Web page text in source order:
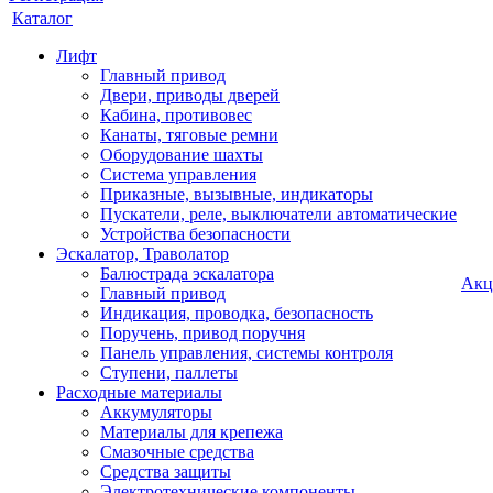
Каталог
Лифт
Главный привод
Двери, приводы дверей
Кабина, противовес
Канаты, тяговые ремни
Оборудование шахты
Система управления
Приказные, вызывные, индикаторы
Пускатели, реле, выключатели автоматические
Устройства безопасности
Эскалатор, Траволатор
Балюстрада эскалатора
Главный привод
Индикация, проводка, безопасность
Поручень, привод поручня
Панель управления, системы контроля
Ступени, паллеты
Расходные материалы
Аккумуляторы
Материалы для крепежа
Смазочные средства
Средства защиты